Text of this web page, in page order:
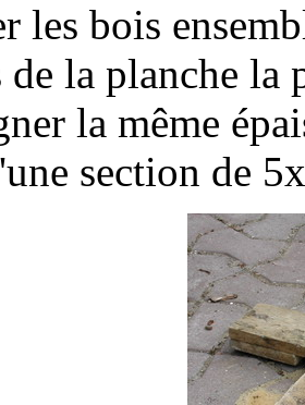
les bois
de la planche la
la même
section de